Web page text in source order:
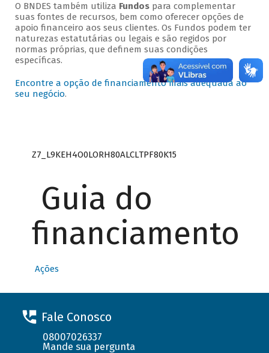
O BNDES também utiliza Fundospara complementar
suas fontes de recursos, bem como oferecer opções de
apoio financeiro aos seus clientes. Os Fundos podem ter
naturezas estatutárias ou legais e são regidos por
normas próprias, que definem suas condições
específicas.
Encontre a opção de financiamento mais adequada ao
seu negócio.
Z7_L9KEH4O0LORH80ALCLTPF80K15
Guia do
financiamento
Ações
Fale Conosco
08007026337
Mande sua pergunta